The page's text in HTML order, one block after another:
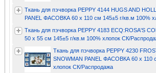
Ткань для пэчворка PEPPY 4144 HUGS AND
PANEL ФАСОВКА 60 x 110 см 145±5 г/кв.м 100%
Ткань для пэчворка PEPPY 4183 ECQ:ROSA'S
50 x 55 см 145±5 г/кв.м 100% хлопок СК/
Ткань для пэчворка PEPPY 4230
SNOWMAN PANEL ФАСОВКА 60 x 110
хлопок СК/Распродажа